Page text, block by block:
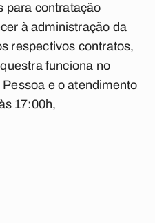
para contratação
à administração da
respectivos contratos,
funciona no
e o atendimento
17:00h,